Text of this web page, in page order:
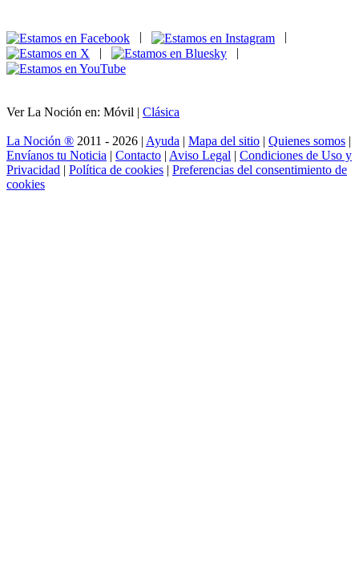
|
|
Ver La Noción en: Móvil | Clásica
La Noción ® 2011 - 2026 | Ayuda | Mapa del sitio | Quienes somos |
Envíanos tu Noticia | Contacto | Aviso Legal | Condiciones de Uso y
Privacidad | Política de cookies | Preferencias del consentimiento de
cookies